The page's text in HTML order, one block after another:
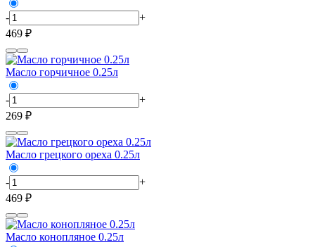
-
+
469 ₽
Масло горчичное 0.25л
-
+
269 ₽
Масло грецкого ореха 0.25л
-
+
469 ₽
Масло конопляное 0.25л